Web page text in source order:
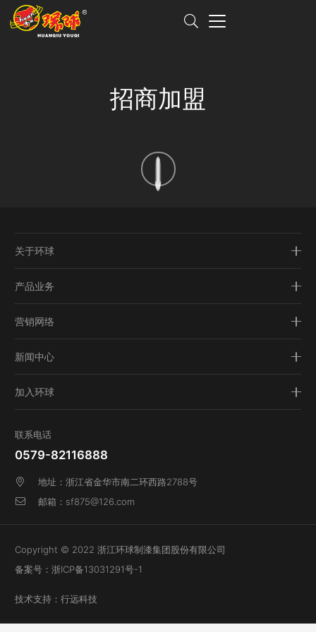
招商加盟
关于环球
产品业务
营销网络
新闻中心
加入环球
联系电话
0579-82116888
地址：浙江省金华市南二环西路2788号
邮箱：sf875@126.com
Copyright © 2022 浙江环球制漆集团股份有限公司
备案号： 浙ICP备13031291号-1
技术支持：行远科技